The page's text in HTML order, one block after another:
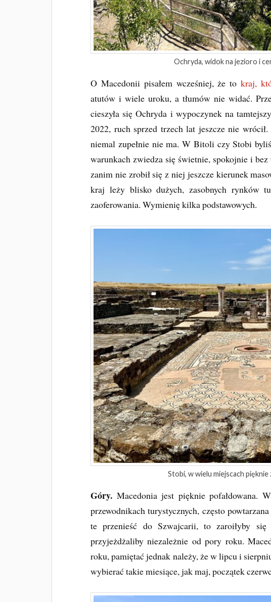
Ochryda, widok na jezioro i
O Macedonii pisałem wcześniej, że tokraj,
atutów i wiele uroku, a tłumów nie widać.
cieszyła się Ochryda i wypoczynek na
2022, ruch sprzed trzech lat jeszcze nie
niemal zupełnie nie ma. W Bitoli czy Stobi
warunkach zwiedza się świetnie, spokojnie i
zanim nie zrobił się z niej jeszcze kierunek
kraj leży blisko dużych, zasobnych rynków
zaoferowania. Wymienię kilka podstawowych.
Stobi, w wielu miejscach pięknie
Góry. Macedonia jest pięknie pofałdowana.
przewodnikach turystycznych, często
te przenieść do Szwajcarii, to zaroiłyby
przyjeżdżaliby niezależnie od pory roku.
roku, pamiętać jednak należy, że w lipcu i
wybierać takie miesiące, jak maj, początek